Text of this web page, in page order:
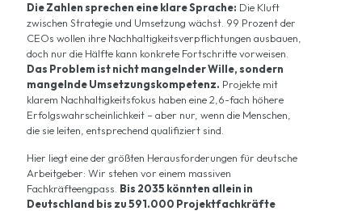
Die Zahlen sprechen eine klare Sprache: Die Kluft
zwischen Strategie und Umsetzung wächst. 99 Prozent der
CEOs wollen ihre Nachhaltigkeitsverpflichtungen ausbauen,
doch nur die Hälfte kann konkrete Fortschritte vorweisen.
Das Problem ist nicht mangelnder Wille, sondern
mangelnde Umsetzungskompetenz. Projekte mit
klarem Nachhaltigkeitsfokus haben eine 2,6-fach höhere
Erfolgswahrscheinlichkeit – aber nur, wenn die Menschen,
die sie leiten, entsprechend qualifiziert sind.
Hier liegt eine der größten Herausforderungen für deutsche
Arbeitgeber: Wir stehen vor einem massiven
Fachkräfteengpass. Bis 2035 könnten allein in
Deutschland bis zu 591.000 Projektfachkräfte